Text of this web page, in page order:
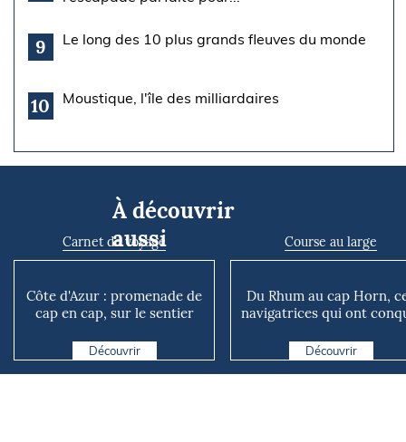
9 Le long des 10 plus grands fleuves du monde
10 Moustique, l'île des milliardaires
À découvrir
aussi
Carnet de voyage
Côte d'Azur : promenade de
cap en cap, sur le sentier
Découvrir
Course au large
Du Rhum au cap Horn,
navigatrices qui ont
Découvrir